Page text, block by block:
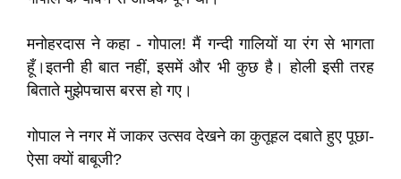
मनोहरदास ने कहा - गोपाल! मैं गन्दी गालियों या रंग से भागता
हूँ।इतनी ही बात नहीं, इसमें और भी कुछ है। होली इसी तरह
बिताते मुझेपचास बरस हो गए।
गोपाल ने नगर में जाकर उत्सव देखने का कुतूहल दबाते हुए पूछा-
ऐसा क्यों बाबूजी?